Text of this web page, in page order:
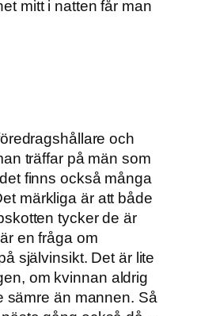
mitt i natten får man
och
träffar på män som
finns också många
märkliga är att både
tycker de är
en fråga om
självinsikt. Det är lite
om kvinnan aldrig
sämre än mannen. Så